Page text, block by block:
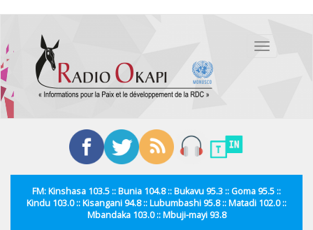
contenu
principal
Toggle
FM: Kinshasa 103.5 :: Bunia 104.8 :: Bukavu 95.3 :: Goma 95.5 ::
Kindu 103.0 :: Kisangani 94.8 :: Lubumbashi 95.8 :: Matadi 102.0 ::
Mbandaka 103.0 :: Mbuji-mayi 93.8